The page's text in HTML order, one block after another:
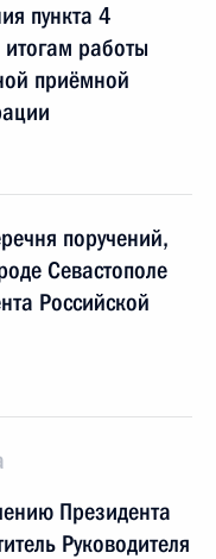
пункта 4
работы
приёмной
поручений,
Севастополе
Российской
Президента
Руководителя